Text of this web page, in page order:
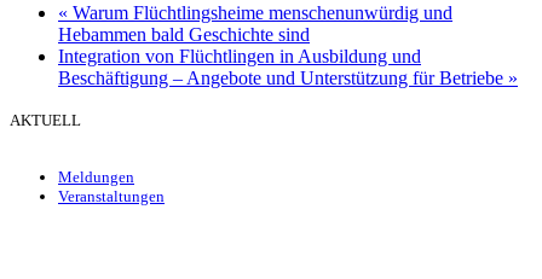
« Warum Flüchtlingsheime menschenunwürdig und
Hebammen bald Geschichte sind
Integration von Flüchtlingen in Ausbildung und
Beschäftigung – Angebote und Unterstützung für Betriebe »
AKTUELL
Meldungen
Veranstaltungen